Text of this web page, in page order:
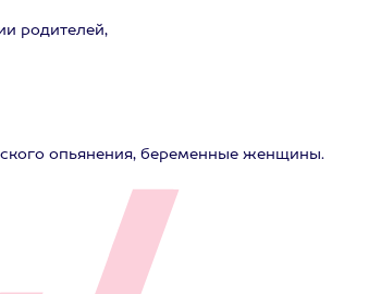
родителей,
опьянения, беременные женщины.